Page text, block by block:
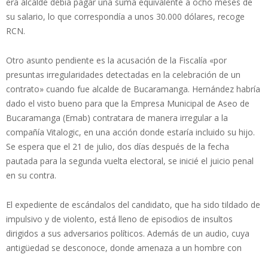
su salario, lo que correspondía a unos 30.000 dólares, recoge
RCN.
Otro asunto pendiente es la acusación de la Fiscalía «por
presuntas irregularidades detectadas en la celebración de un
contrato» cuando fue alcalde de Bucaramanga. Hernández habría
dado el visto bueno para que la Empresa Municipal de Aseo de
Bucaramanga (Emab) contratara de manera irregular a la
compañía Vitalogic, en una acción donde estaría incluido su hijo.
Se espera que el 21 de julio, dos días después de la fecha
pautada para la segunda vuelta electoral, se inicié el juicio penal
en su contra.
El expediente de escándalos del candidato, que ha sido tildado de
impulsivo y de violento, está lleno de episodios de insultos
dirigidos a sus adversarios políticos. Además de un audio, cuya
antigüedad se desconoce, donde amenaza a un hombre con